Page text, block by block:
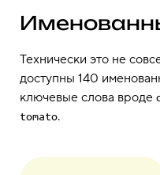
Технически это не
доступны 140
ключевые слова вроде
tomato.